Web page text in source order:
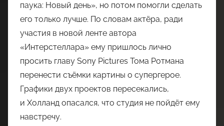
паука: Новый день», но потом помогли сделать
его только лучше. По словам актёра, ради
участия в новой ленте автора
«Интерстеллара» ему пришлось лично
просить главу Sony Pictures Тома Ротмана
перенести съёмки картины о супергерое.
Графики двух проектов пересекались,
и Холланд опасался, что студия не пойдёт ему
навстречу.